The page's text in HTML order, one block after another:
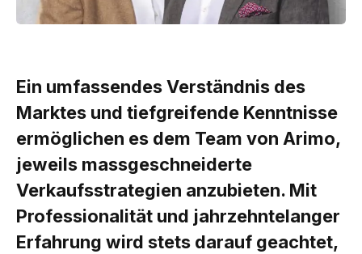
Ein umfassendes Verständnis des
Marktes und tiefgreifende Kenntnisse
ermöglichen es dem Team von Arimo,
jeweils massgeschneiderte
Verkaufsstrategien anzubieten. Mit
Professionalität und jahrzehntelanger
Erfahrung wird stets darauf geachtet,